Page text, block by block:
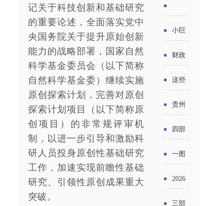
记关于科技创新和基础研究
的重要论述，全面落实党中
央国务院关于提升原始创新
能力的战略部署，国家自然
科学基金委员会（以下简称
自然科学基金委）继续实施
原创探索计划，完善对原创
探索计划项目（以下简称原
创项目）的非常规评审机
制，以进一步引导和激励科
研人员投身原创性基础研究
工作，加速实现前瞻性基础
研究、引领性原创成果重大
突破。
州开展
2026年
轮汽车
销活动
省科技
成果转
化中试
报工作
出台酒
类新规
酒企出
点关注
●
小企业
发展环
境评估
发布
解）
● 小巨
了？工
信部准
备怎么
● 财政
继续实
施专精
特新中
财政奖
● 这些
贷款，
最高可
获1.5%
● 贵州
举措激
发各类
经营主
● 四部
求做好
● 一图
● 2026
● 三部